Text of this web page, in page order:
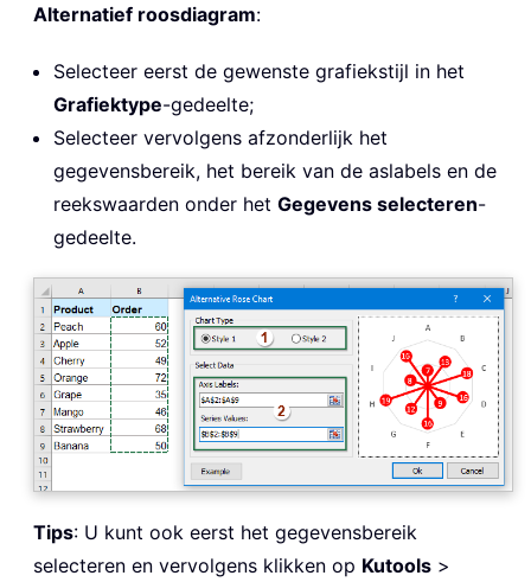
Alternatief roosdiagram:
Selecteer eerst de gewenste grafiekstijl in het
Grafiektype-gedeelte;
Selecteer vervolgens afzonderlijk het
gegevensbereik, het bereik van de aslabels en de
reekswaarden onder het Gegevens selecteren-
gedeelte.
Tips: U kunt ook eerst het gegevensbereik
selecteren en vervolgens klikken op Kutools >